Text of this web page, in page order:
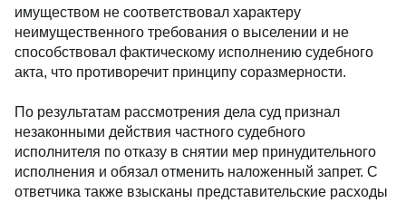
имуществом не соответствовал характеру
неимущественного требования о выселении и не
способствовал фактическому исполнению судебного
акта, что противоречит принципу соразмерности.
По результатам рассмотрения дела суд признал
незаконными действия частного судебного
исполнителя по отказу в снятии мер принудительного
исполнения и обязал отменить наложенный запрет. С
ответчика также взысканы представительские расходы